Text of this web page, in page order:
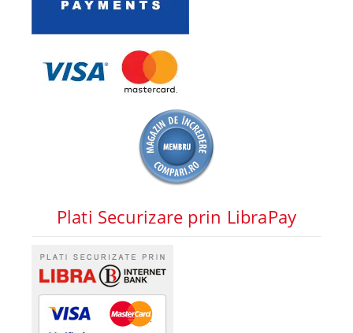
Plati Securizare prin LibraPay